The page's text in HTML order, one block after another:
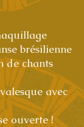
brésilienne
de chants
avec
ouverte !